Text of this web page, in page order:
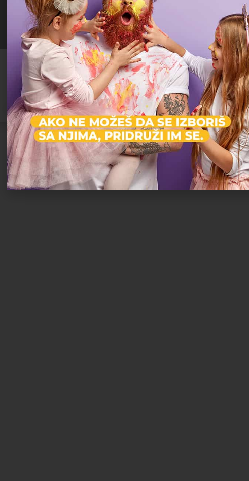
veština, Škola stranih jezika, Škola tehnologija
Edukativna Zona
Škola engleskog jezika za decu od 4 godine i odrasle.
Edukativni centar, Obrazovanje, Škola stranih jezika
Vračar